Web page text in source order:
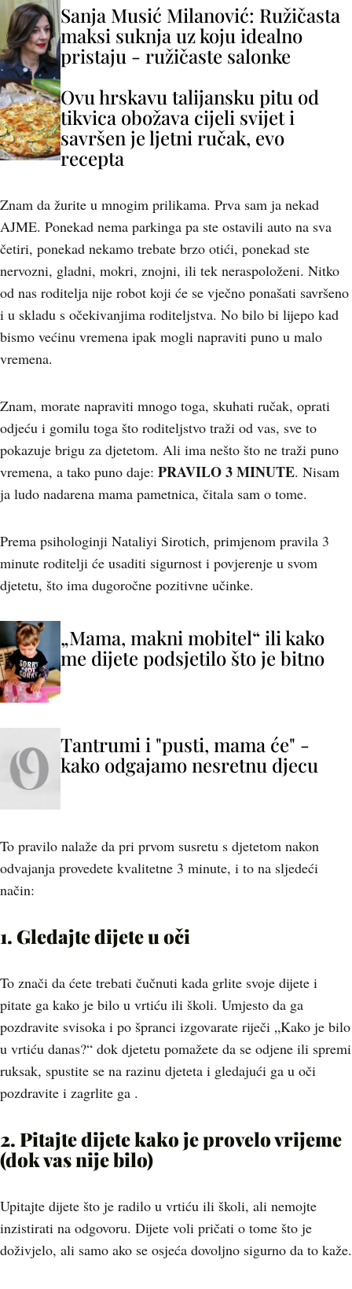
Sanja Musić Milanović: Ružičasta
maksi suknja uz koju idealno
pristaju - ružičaste salonke
Ovu hrskavu talijansku pitu od
tikvica obožava cijeli svijet i
savršen je ljetni ručak, evo
recepta
Znam da žurite u mnogim prilikama. Prva sam ja nekad
AJME. Ponekad nema parkinga pa ste ostavili auto na sva
četiri, ponekad nekamo trebate brzo otići, ponekad ste
nervozni, gladni, mokri, znojni, ili tek neraspoloženi. Nitko
od nas roditelja nije robot koji će se vječno ponašati savršeno
i u skladu s očekivanjima roditeljstva. No bilo bi lijepo kad
bismo većinu vremena ipak mogli napraviti puno u malo
vremena.
Znam, morate napraviti mnogo toga, skuhati ručak, oprati
odjeću i gomilu toga što roditeljstvo traži od vas, sve to
pokazuje brigu za djetetom. Ali ima nešto što ne traži puno
vremena, a tako puno daje: PRAVILO 3 MINUTE. Nisam
ja ludo nadarena mama pametnica, čitala sam o tome.
Prema psihologinji Nataliyi Sirotich, primjenom pravila 3
minute roditelji će usaditi sigurnost i povjerenje u svom
djetetu, što ima dugoročne pozitivne učinke.
„Mama, makni mobitel“ ili kako
me dijete podsjetilo što je bitno
Tantrumi i "pusti, mama će" -
kako odgajamo nesretnu djecu
To pravilo nalaže da pri prvom susretu s djetetom nakon
odvajanja provedete kvalitetne 3 minute, i to na sljedeći
način:
1. Gledajte dijete u oči
To znači da ćete trebati čučnuti kada grlite svoje dijete i
pitate ga kako je bilo u vrtiću ili školi. Umjesto da ga
pozdravite svisoka i po špranci izgovarate riječi „Kako je bilo
u vrtiću danas?“ dok djetetu pomažete da se odjene ili spremi
ruksak, spustite se na razinu djeteta i gledajući ga u oči
pozdravite i zagrlite ga .
2. Pitajte dijete kako je provelo vrijeme
(dok vas nije bilo)
Upitajte dijete što je radilo u vrtiću ili školi, ali nemojte
inzistirati na odgovoru. Dijete voli pričati o tome što je
doživjelo, ali samo ako se osjeća dovoljno sigurno da to kaže.